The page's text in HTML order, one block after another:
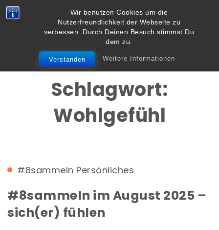
Wir benutzen Cookies um die
Nutzerfreundlichkeit der Webseite zu
verbessen. Durch Deinen Besuch stimmst Du
dem zu.
Verstanden Weitere Informationen
Skip to content
Vielbegabt.de
Toggle
navigation
Schlagwort:
Wohlgefühl
#8sammeln Persönliches
#8sammeln im August 2025 –
sich(er) fühlen